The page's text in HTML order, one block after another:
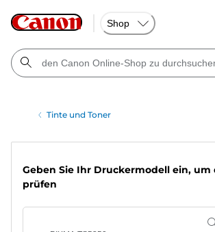
Shop
Tinte und Toner
Geben Sie Ihr Druckermodell ein,
prüfen